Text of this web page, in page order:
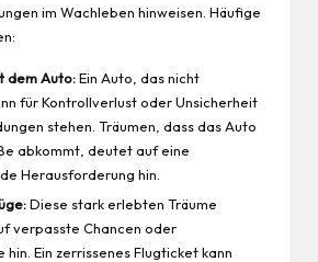
im Wachleben hinweisen. Häufige
dem Auto:Ein Auto, das nicht
für Kontrollverlust oder Unsicherheit
stehen. Träumen, dass das Auto
abkommt, deutet auf eine
Herausforderung hin.
Diese stark erlebten Träume
verpasste Chancen oder
hin. Ein zerrissenes Flugticket kann